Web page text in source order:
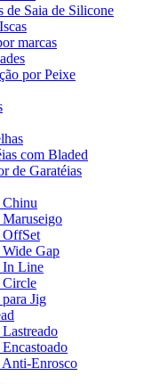
de Saia de Silicone
marcas
por Peixe
com Bladed
de Garatéias
Gap
Line
Jig
Enrosco